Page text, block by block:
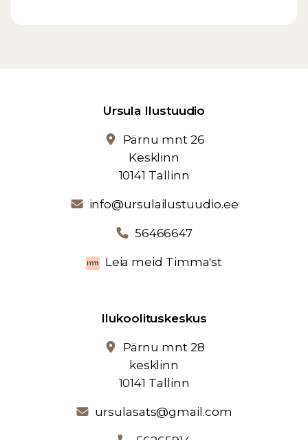
Ursula Ilustuudio
Pärnu mnt 26
Kesklinn
10141 Tallinn
info@ursulailustuudio.ee
56466647
Leia meid Timma'st
Ilukoolituskeskus
Pärnu mnt 28
kesklinn
10141 Tallinn
ursulasats@gmail.com